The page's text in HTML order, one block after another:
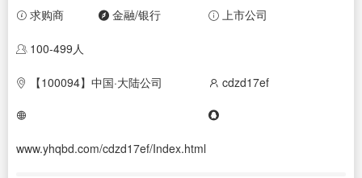
求购商 金融/银行 上市公司
100-499人
【100094】中国·大陆公司 cdzd17ef
www.yhqbd.com/cdzd17ef/Index.html